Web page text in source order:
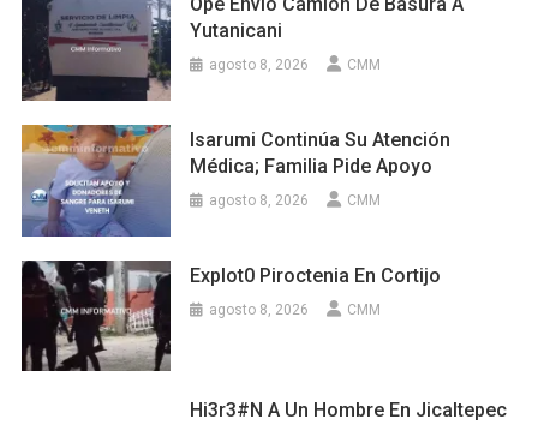
Yutanicani
agosto 8, 2026 CMM
Isarumi Continúa Su Atención
Médica; Familia Pide Apoyo
agosto 8, 2026 CMM
Explot0 Piroctenia En Cortijo
agosto 8, 2026 CMM
Hi3r3#n A Un Hombre En Jicaltepec